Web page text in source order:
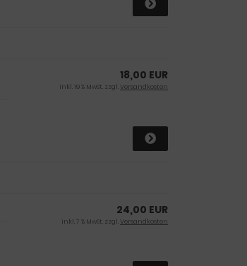
18,00 EUR
inkl. 19 % MwSt. zzgl.Versandkosten
24,00 EUR
inkl. 7 % MwSt. zzgl.Versandkosten